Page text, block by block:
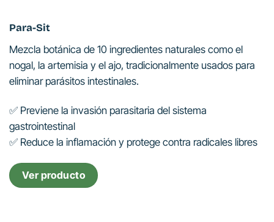
Para-Sit
Mezcla botánica de 10 ingredientes naturales como el
nogal, la artemisia y el ajo, tradicionalmente usados para
eliminar parásitos intestinales.
✅ Previene la invasión parasitaria del sistema
gastrointestinal
✅ Reduce la inflamación y protege contra radicales libres
Ver producto